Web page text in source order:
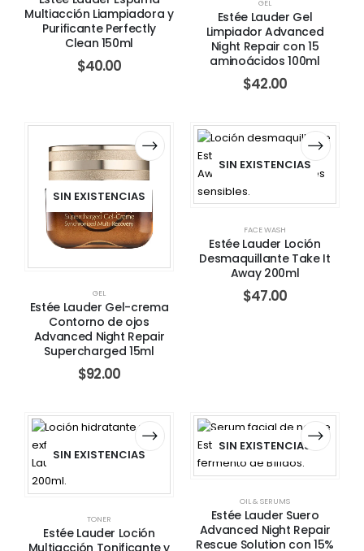
Multiacción Liampiadora y
Purificante Perfectly
Clean 150ml
$40.00
GEL
Estée Lauder Gel
Limpiador Advanced
Night Repair con 15
aminoácidos 100ml
$42.00
SIN EXISTENCIAS
GEL
Estée Lauder Gel-crema
Contorno de ojos
Advanced Night Repair
Supercharged 15ml
$92.00
SIN EXISTENCIAS
FACE WASH
Estée Lauder Loción
Desmaquillante Take It
Away 200ml
$47.00
SIN EXISTENCIAS
TONER
Estée Lauder Loción
SIN EXISTENCIAS
OIL & SERUMS
Estée Lauder Suero
Advanced Night Repair
Rescue Solution con 15%